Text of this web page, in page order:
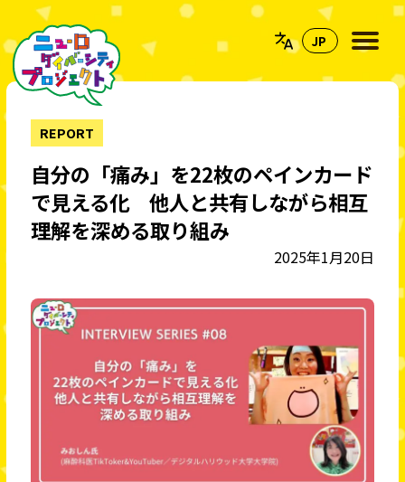
REPORT
自分の「痛み」を22枚のペインカード
で見える化 他人と共有しながら相互
理解を深める取り組み
2025年1月20日